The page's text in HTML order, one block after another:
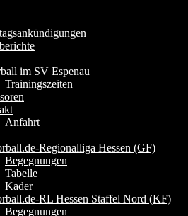
im SV Espenau
Trainingszeiten
Anfahrt
Regionalliga Hessen (GF)
Begegnungen
Tabelle
Kader
RL Hessen Staffel Nord (KF)
Begegnungen